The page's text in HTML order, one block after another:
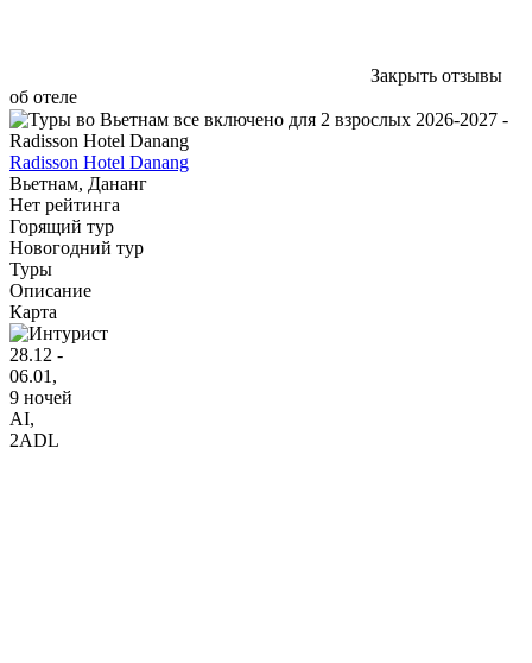
Закрыть отзывы
об отеле
Radisson Hotel Danang
Вьетнам, Дананг
Нет рейтинга
Горящий тур
Новогодний тур
Туры
Описание
Карта
28.12 -
06.01,
9 ночей
AI,
2ADL